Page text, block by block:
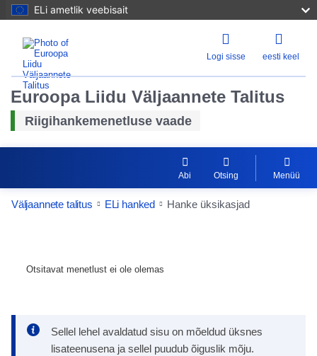
ELi ametlik veebisait
Logi sisse eesti keel
Euroopa Liidu Väljaannete Talitus
Riigihankemenetluse vaade
Abi Otsing Menüü
Väljaannete talitus ELi hanked Hanke üksikasjad
Otsitavat menetlust ei ole olemas
Sellel lehel avaldatud sisu on mõeldud üksnes
lisateenusena ja sellel puudub õiguslik mõju.